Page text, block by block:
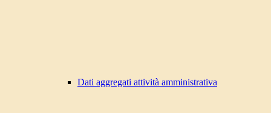
Dati aggregati attività amministrativa